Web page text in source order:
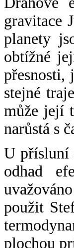
gravitace
planety
obtížné
přesnosti,
stejné
může její
narůstá s
U přísluní
odhad
použit
plochou